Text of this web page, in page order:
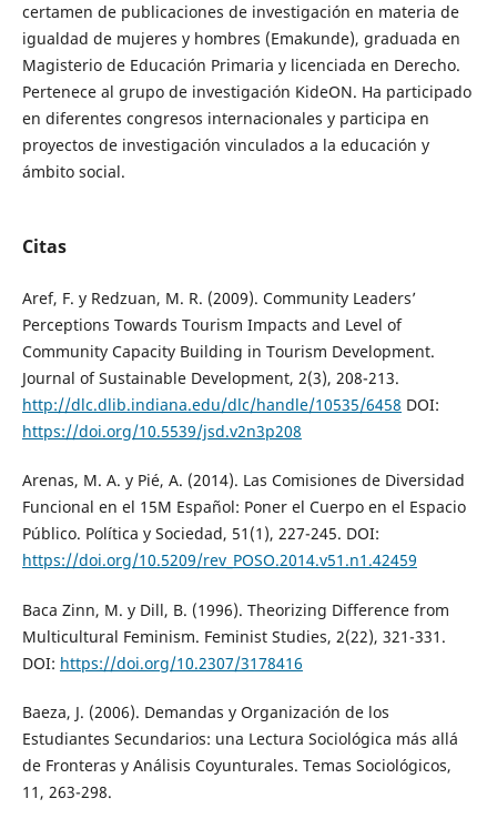
certamen de publicaciones de investigación en materia de
igualdad de mujeres y hombres (Emakunde), graduada en
Magisterio de Educación Primaria y licenciada en Derecho.
Pertenece al grupo de investigación KideON. Ha participado
en diferentes congresos internacionales y participa en
proyectos de investigación vinculados a la educación y
ámbito social.
Citas
Aref, F. y Redzuan, M. R. (2009). Community Leaders’
Perceptions Towards Tourism Impacts and Level of
Community Capacity Building in Tourism Development.
Journal of Sustainable Development, 2(3), 208-213.
http://dlc.dlib.indiana.edu/dlc/handle/10535/6458 DOI:
https://doi.org/10.5539/jsd.v2n3p208
Arenas, M. A. y Pié, A. (2014). Las Comisiones de Diversidad
Funcional en el 15M Español: Poner el Cuerpo en el Espacio
Público. Política y Sociedad, 51(1), 227-245. DOI:
https://doi.org/10.5209/rev_POSO.2014.v51.n1.42459
Baca Zinn, M. y Dill, B. (1996). Theorizing Difference from
Multicultural Feminism. Feminist Studies, 2(22), 321-331.
DOI: https://doi.org/10.2307/3178416
Baeza, J. (2006). Demandas y Organización de los
Estudiantes Secundarios: una Lectura Sociológica más allá
de Fronteras y Análisis Coyunturales. Temas Sociológicos,
11, 263-298.